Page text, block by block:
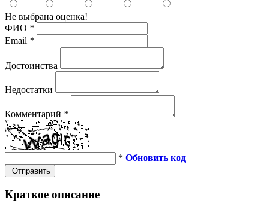
Не выбрана оценка!
ФИО *
Email *
Достоинства
Недостатки
Комментарий *
* Обновить код
Отправить
Краткое описание